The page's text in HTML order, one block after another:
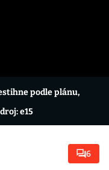
podle plánu,
e15
6